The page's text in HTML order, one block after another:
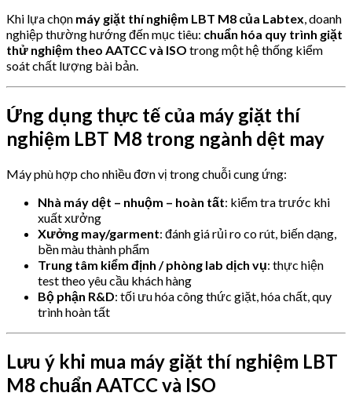
Khi lựa chọn máy giặt thí nghiệm LBT M8 của Labtex, doanh
nghiệp thường hướng đến mục tiêu: chuẩn hóa quy trình giặt
thử nghiệm theo AATCC và ISO trong một hệ thống kiểm
soát chất lượng bài bản.
Ứng dụng thực tế của máy giặt thí
nghiệm LBT M8 trong ngành dệt may
Máy phù hợp cho nhiều đơn vị trong chuỗi cung ứng:
Nhà máy dệt – nhuộm – hoàn tất: kiểm tra trước khi
xuất xưởng
Xưởng may/garment: đánh giá rủi ro co rút, biến dạng,
bền màu thành phẩm
Trung tâm kiểm định / phòng lab dịch vụ: thực hiện
test theo yêu cầu khách hàng
Bộ phận R&D: tối ưu hóa công thức giặt, hóa chất, quy
trình hoàn tất
Lưu ý khi mua máy giặt thí nghiệm LBT
M8 chuẩn AATCC và ISO